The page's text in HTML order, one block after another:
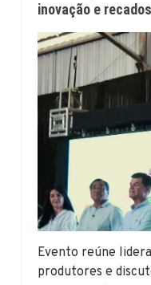
inovação e
Evento reúne
produtores e